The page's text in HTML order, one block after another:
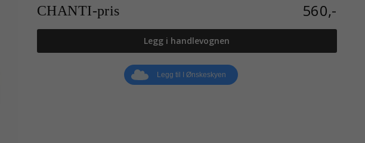
CHANTI-pris 560,-
Legg i handlevognen
Legg til I Ønskeskyen